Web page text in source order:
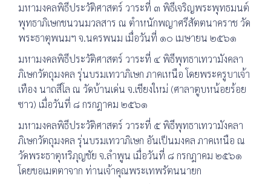
มหามงคลพิธีประวัติศาสตร์ วาระที่ ๓ พิธีเจริญพระพุทธมนต์
พุทธาภิเษกชนวนมวลสาร ณ ตำหนักพญาศรีสัตตนาคราช วัด
พระธาตุพนมฯ จ.นครพนม เมื่อวันที่ ๑๐ เมษายน ๒๕๖๑
มหามงคลพิธีประวัติศาสตร์ วาระที่ ๔ พิธีพุทธาเทวามังคลา
ภิเษกวัตถุมงคล รุ่นบรมเทวาภิเษก ภาคเหนือ โดยพระครูบาเจ้า
เทือง นาถสีโล ณ วัดบ้านเด่น จ.เชียงใหม่ (ศาลาตูบหน้อยร้อย
ซาว) เมื่อวันที่ ๘ กรกฎาคม ๒๕๖๑
มหามงคลพิธีประวัติศาสตร์ วาระที่ ๕ พิธีพุทธาเทวามังคลา
ภิเษกวัตถุมงคล รุ่นบรมเทวาภิเษก อันเป็นมงคล ภาคเหนือ ณ
วัดพระธาตุหริภุญชัย จ.ลำพูน เมื่อวันที่ ๘ กรกฎาคม ๒๕๖๑
โดยขอเมตตาจาก ท่านเจ้าคุณพระเทพรัตนนายก